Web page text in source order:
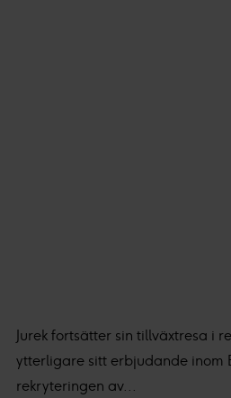
Jurek fortsätter sin tillväxtresa i
ytterligare sitt erbjudande inom
rekryteringen av...